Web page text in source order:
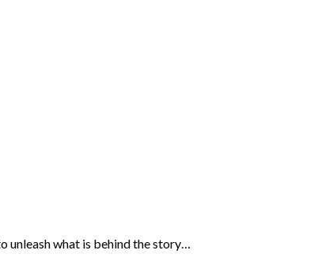
unleash what is behind the story…